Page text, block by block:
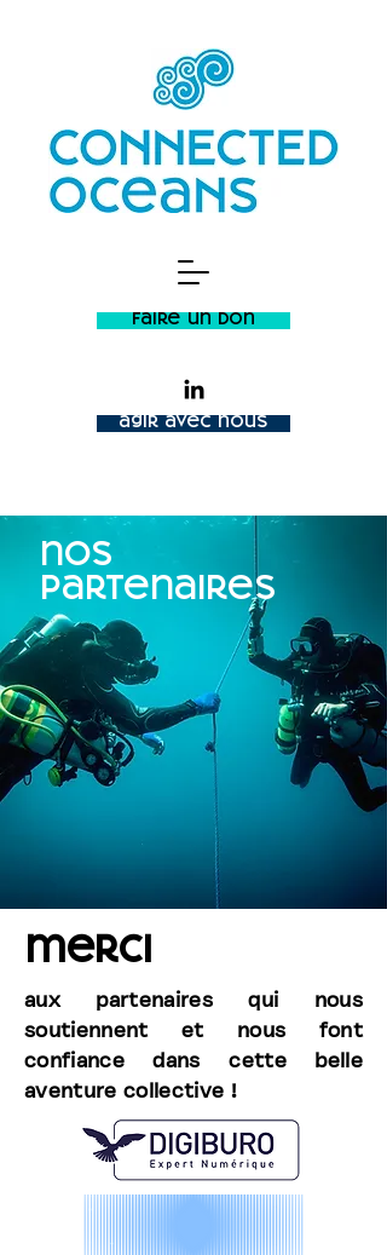
faire un don
agir avec nous
nos
partenaires
merci
aux partenaires qui nous
soutiennent et nous font
confiance dans cette belle
aventure collective !